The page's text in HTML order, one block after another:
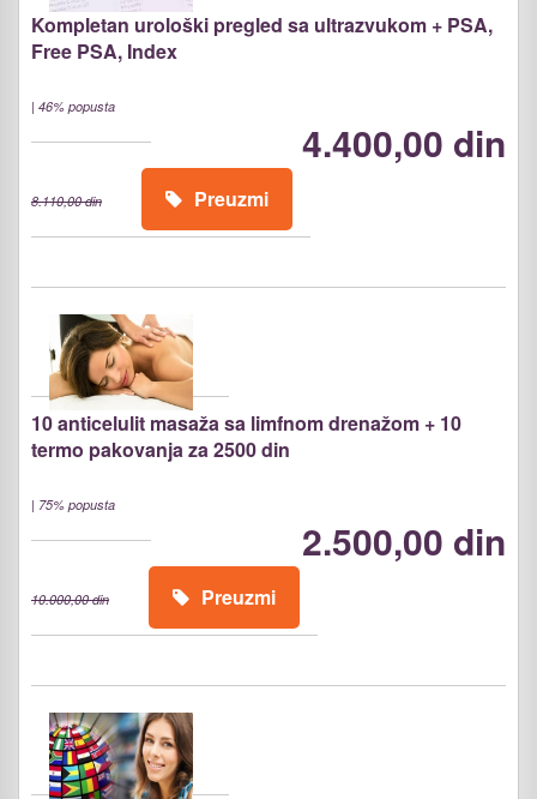
Kompletan urološki pregled sa ultrazvukom + PSA,
Free PSA, Index
| 46% popusta
4.400,00 din
8.110,00 din Preuzmi
10 anticelulit masaža sa limfnom drenažom + 10
termo pakovanja za 2500 din
| 75% popusta
2.500,00 din
10.000,00 din Preuzmi